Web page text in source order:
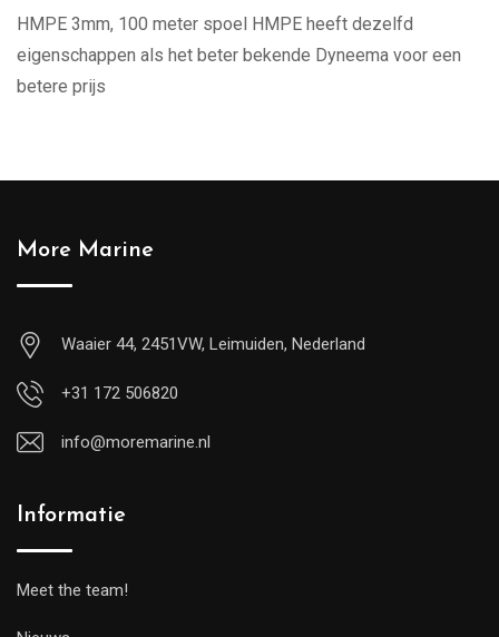
HMPE 3mm, 100 meter spoel HMPE heeft dezelfd
eigenschappen als het beter bekende Dyneema voor een
betere prijs
More Marine
Waaier 44, 2451VW, Leimuiden, Nederland
+31 172 506820
info@moremarine.nl
Informatie
Meet the team!